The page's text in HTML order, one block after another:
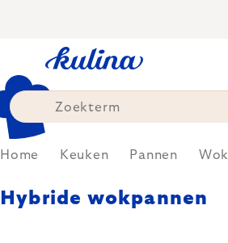
Home Keuken Pannen Wok
Hybride wokpannen